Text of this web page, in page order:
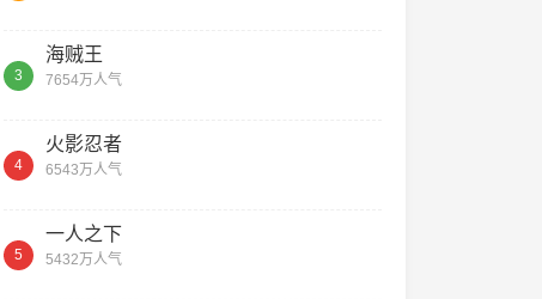
3
海贼王
7654万人气
4
火影忍者
6543万人气
5
一人之下
5432万人气